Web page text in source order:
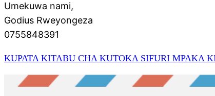
Umekuwa nami,
Godius Rweyongeza
0755848391
KUPATA KITABU CHA KUTOKA SIFURI MPAKA